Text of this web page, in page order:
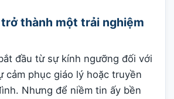
thành một trải nghiệm
đầu từ sự kính ngưỡng đối với
cảm phục giáo lý hoặc truyền
Nhưng để niềm tin ấy bền